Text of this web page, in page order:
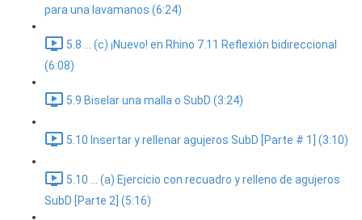
para una lavamanos (6:24)
5.8 ... (c) ¡Nuevo! en Rhino 7.11 Reflexión bidireccional
(6:08)
5.9 Biselar una malla o SubD (3:24)
5.10 Insertar y rellenar agujeros SubD [Parte # 1] (3:10)
5.10 ... (a) Ejercicio con recuadro y relleno de agujeros
SubD [Parte 2] (5:16)